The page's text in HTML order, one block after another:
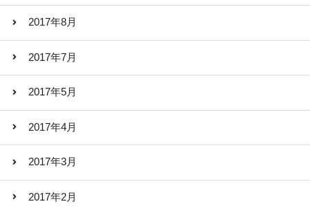
2017年8月
2017年7月
2017年5月
2017年4月
2017年3月
2017年2月